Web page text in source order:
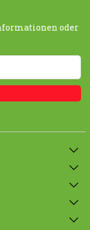
oder